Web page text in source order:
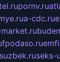
pornv.ru
a-cdc.ru
fpodaso.ru
seks-